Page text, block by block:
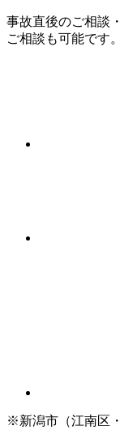
事故直後のご相談
ご相談も可能です。
※新潟市（江南区